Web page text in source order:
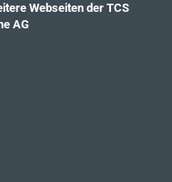
Webseiten der TCS
AG